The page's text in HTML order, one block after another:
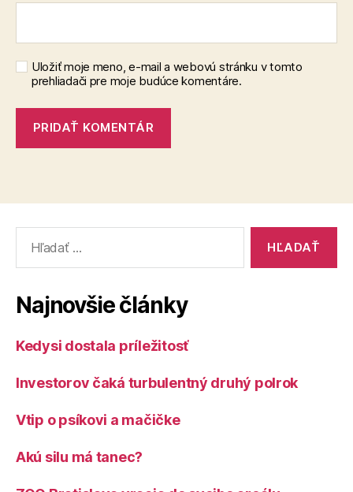
Uložiť moje meno, e-mail a webovú stránku v tomto
prehliadači pre moje budúce komentáre.
Najnovšie články
Kedysi dostala príležitosť
Investorov čaká turbulentný druhý polrok
Vtip o psíkovi a mačičke
Akú silu má tanec?